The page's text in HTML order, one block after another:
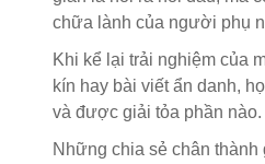
chữa lành của người phụ
Khi kể lại trải nghiệm của
kín hay bài viết ẩn danh,
và được giải tỏa phần nào.
Những chia sẻ chân